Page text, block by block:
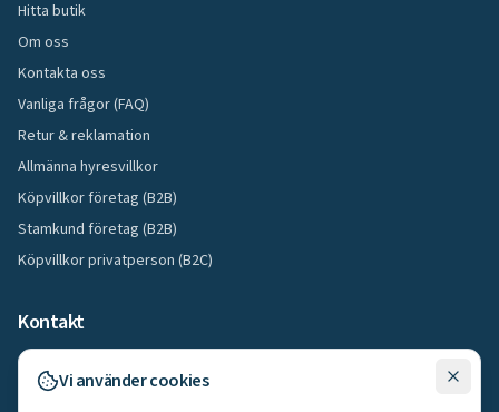
Hitta butik
Om oss
Kontakta oss
Vanliga frågor (FAQ)
Retur & reklamation
Allmänna hyresvillkor
Köpvillkor företag (B2B)
Stamkund företag (B2B)
Köpvillkor privatperson (B2C)
Kontakt
08-295030
Vi använder cookies